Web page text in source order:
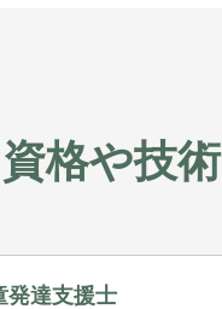
格や技術
発達支援士